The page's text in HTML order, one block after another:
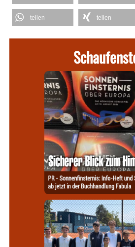
teilen teilen